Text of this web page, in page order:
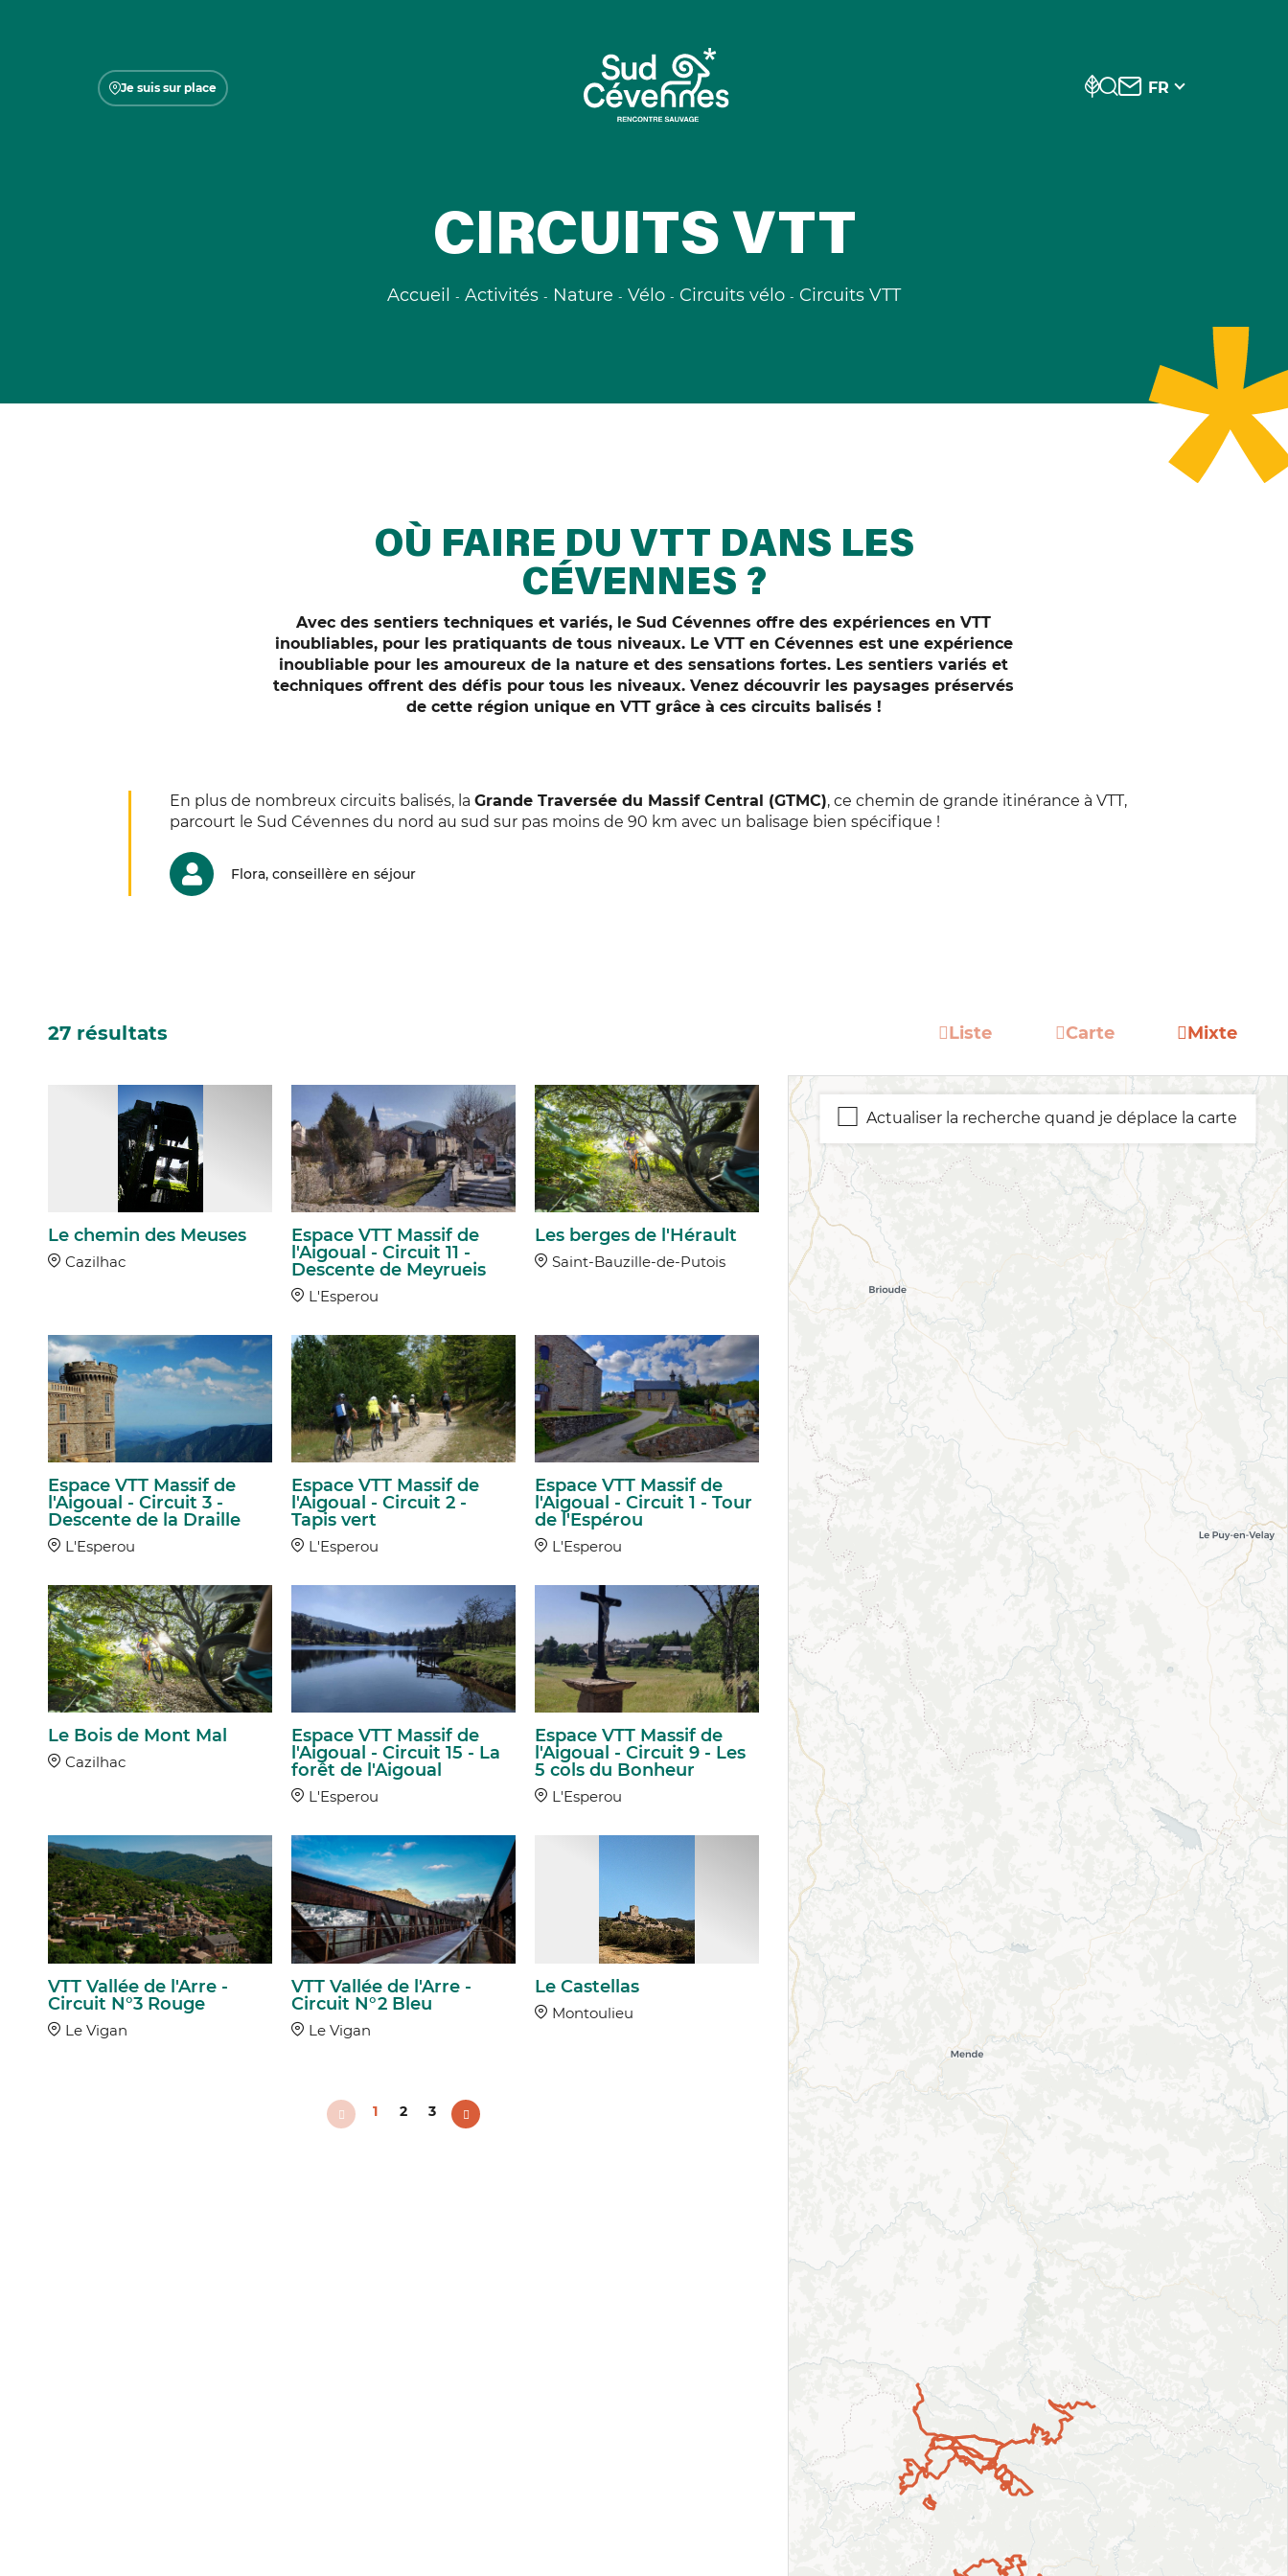
Je suis sur place FR
CIRCUITS VTT
Accueil Activités Nature Vélo Circuits vélo Circuits VTT
OÙ FAIRE DU VTT DANS LES
CÉVENNES ?
Avec des sentiers techniques et variés, le Sud Cévennes offre des expériences en VTT
inoubliables, pour les pratiquants de tous niveaux. Le VTT en Cévennes est une expérience
inoubliable pour les amoureux de la nature et des sensations fortes. Les sentiers variés et
techniques offrent des défis pour tous les niveaux. Venez découvrir les paysages préservés
de cette région unique en VTT grâce à ces circuits balisés !
En plus de nombreux circuits balisés, la Grande Traversée du Massif Central (GTMC), ce chemin de grande itinérance à VTT,
parcourt le Sud Cévennes du nord au sud sur pas moins de 90 km avec un balisage bien spécifique !
Flora, conseillère en séjour
27 résultats Liste Carte Mixte
Le chemin des Meuses
Cazilhac
Espace VTT Massif de
l'Aigoual - Circuit 11 -
Descente de Meyrueis
L'Esperou
Les berges de l'Hérault
Saint-Bauzille-de-Putois
Espace VTT Massif de
l'Aigoual - Circuit 3 -
Descente de la Draille
L'Esperou
Espace VTT Massif de
l'Aigoual - Circuit 2 -
Tapis vert
L'Esperou
Espace VTT Massif de
l'Aigoual - Circuit 1 - Tour
de l'Espérou
L'Esperou
Le Bois de Mont Mal
Cazilhac
Espace VTT Massif de
l'Aigoual - Circuit 15 - La
forêt de l'Aigoual
L'Esperou
Espace VTT Massif de
l'Aigoual - Circuit 9 - Les
5 cols du Bonheur
L'Esperou
VTT Vallée de l'Arre -
Circuit N°3 Rouge
Le Vigan
VTT Vallée de l'Arre -
Circuit N°2 Bleu
Le Vigan
Le Castellas
Montoulieu
1 2 3
Actualiser la recherche quand je déplace la carte